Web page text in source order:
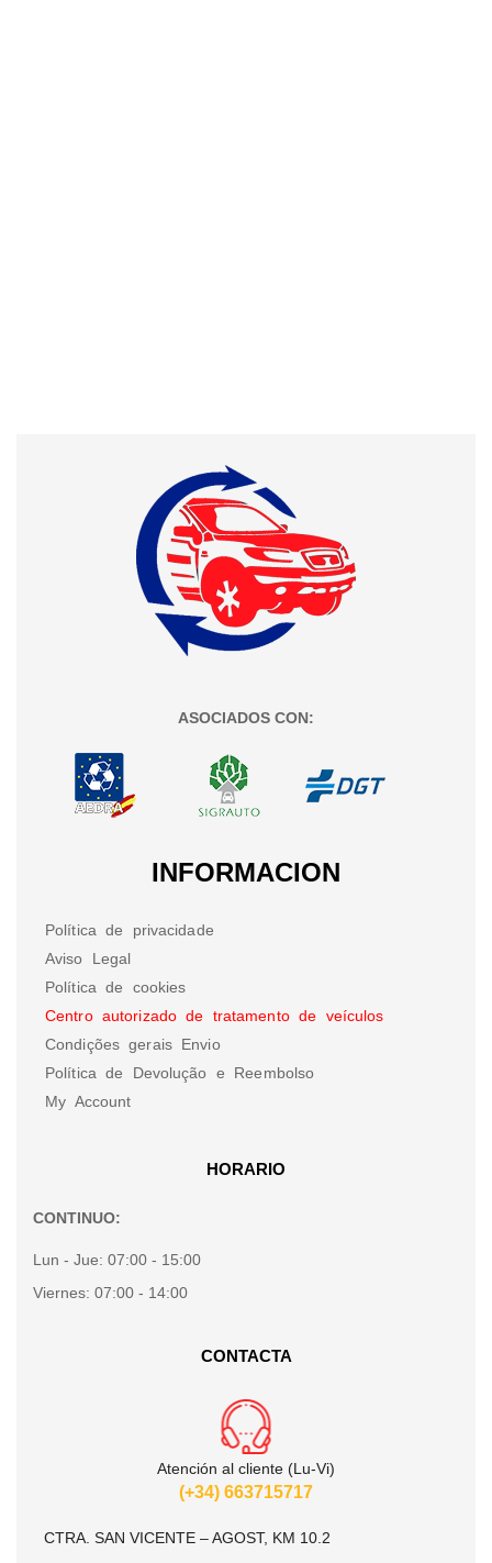
ASOCIADOS CON:
INFORMACION
Política de privacidade
Aviso Legal
Política de cookies
Centro autorizado de tratamento de veículos
Condições gerais Envio
Política de Devolução e Reembolso
My Account
HORARIO
CONTINUO:
Lun - Jue: 07:00 - 15:00
Viernes: 07:00 - 14:00
CONTACTA
Atención al cliente (Lu-Vi)
(+34) 663715717
CTRA. SAN VICENTE – AGOST, KM 10.2